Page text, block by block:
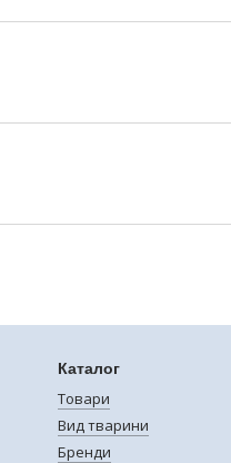
Каталог
Товари
Вид тварини
Бренди